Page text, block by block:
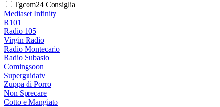
Tgcom24 Consiglia
Mediaset Infinity
R101
Radio 105
Virgin Radio
Radio Montecarlo
Radio Subasio
Comingsoon
Superguidatv
Zuppa di Porro
Non Sprecare
Cotto e Mangiato